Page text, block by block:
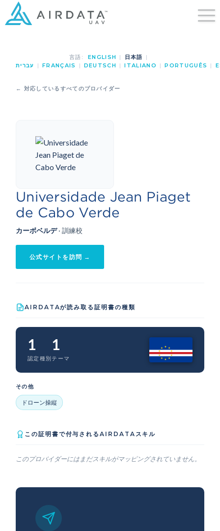
言語: ENGLISH | 日本語
|
עברית
| FRANÇAIS | DEUTSCH | ITALIANO | PORTUGUÊS |
← 対応しているすべてのプロバイダー
Universidade Jean Piaget
de Cabo Verde
カーボベルデ· 訓練校
公式サイトを訪問 →
AIRDATAが読み取る証明書の種類
1
認定種別
1
テーマ
その他
ドローン操縦
この証明書で付与されるAIRDATAスキル
このプロバイダーにはまだスキルがマッピングされていません。